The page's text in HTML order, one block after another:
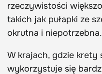
rzeczywistości
takich jak pułapki ze
okrutna i niepotrzebna.
W krajach, gdzie krety
wykorzystuje się